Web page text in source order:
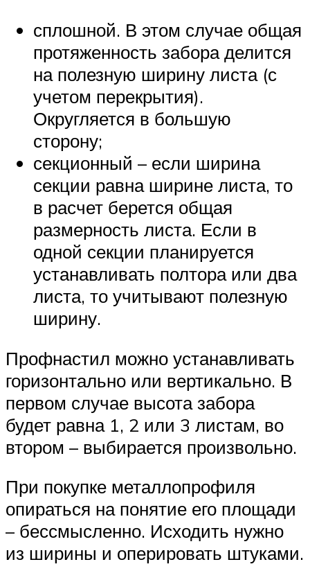
сплошной. В этом случае общая
протяженность забора делится
на полезную ширину листа (с
учетом перекрытия).
Округляется в большую
сторону;
секционный – если ширина
секции равна ширине листа, то
в расчет берется общая
размерность листа. Если в
одной секции планируется
устанавливать полтора или два
листа, то учитывают полезную
ширину.
Профнастил можно устанавливать
горизонтально или вертикально. В
первом случае высота забора
будет равна 1, 2 или 3 листам, во
втором – выбирается произвольно.
При покупке металлопрофиля
опираться на понятие его площади
– бессмысленно. Исходить нужно
из ширины и оперировать штуками.